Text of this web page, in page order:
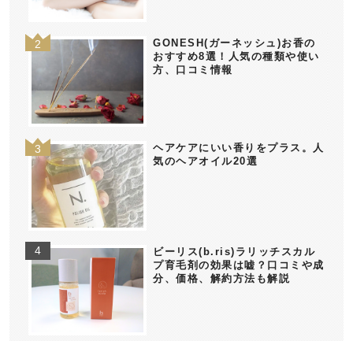
GONESH(ガーネッシュ)お香の
おすすめ8選！人気の種類や使い
方、口コミ情報
ヘアケアにいい香りをプラス。人
気のヘアオイル20選
ビーリス(b.ris)ラリッチスカル
プ育毛剤の効果は嘘？口コミや成
分、価格、解約方法も解説